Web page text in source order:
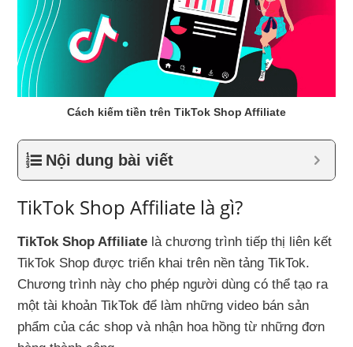
Cách kiếm tiền trên TikTok Shop Affiliate
Nội dung bài viết
TikTok Shop Affiliate là gì?
TikTok Shop Affiliate là chương trình tiếp thị liên kết
TikTok Shop được triển khai trên nền tảng TikTok.
Chương trình này cho phép người dùng có thể tạo ra
một tài khoản TikTok để làm những video bán sản
phẩm của các shop và nhận hoa hồng từ những đơn